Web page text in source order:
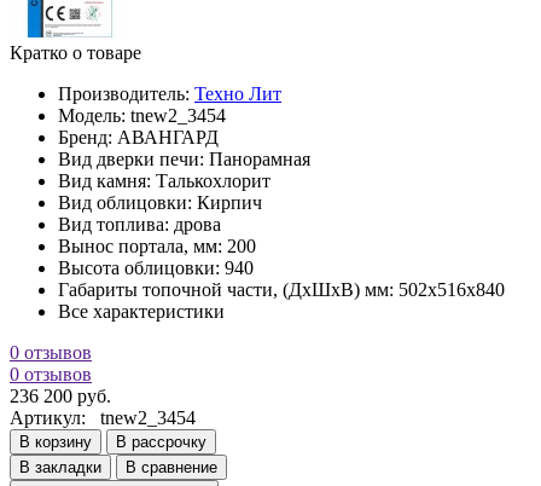
Кратко о товаре
Производитель: Техно Лит
Модель: tnew2_3454
Бренд: АВАНГАРД
Вид дверки печи: Панорамная
Вид камня: Талькохлорит
Вид облицовки: Кирпич
Вид топлива: дрова
Вынос портала, мм: 200
Высота облицовки: 940
Габариты топочной части, (ДхШхВ) мм: 502х516х840
Все характеристики
0 отзывов
0 отзывов
236 200 руб.
Артикул: tnew2_3454
В корзину
В рассрочку
В закладки
В сравнение